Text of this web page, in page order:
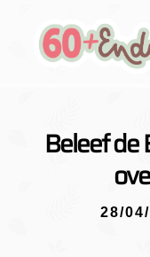
Beleef
28/